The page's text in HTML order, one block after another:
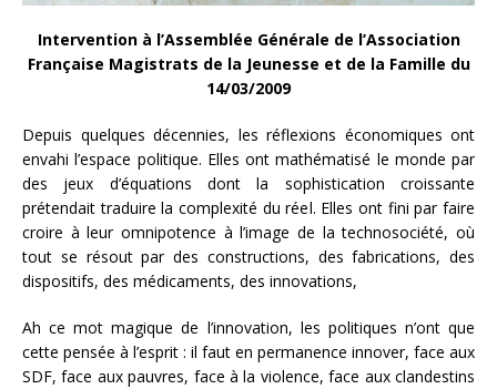
Intervention à l’Assemblée Générale de l’Association
Française Magistrats de la Jeunesse et de la Famille du
14/03/2009
Depuis quelques décennies, les réflexions économiques ont
envahi l’espace politique. Elles ont mathématisé le monde par
des jeux d’équations dont la sophistication croissante
prétendait traduire la complexité du réel. Elles ont fini par faire
croire à leur omnipotence à l’image de la technosociété, où
tout se résout par des constructions, des fabrications, des
dispositifs, des médicaments, des innovations,
Ah ce mot magique de l’innovation, les politiques n’ont que
cette pensée à l’esprit : il faut en permanence innover, face aux
SDF, face aux pauvres, face à la violence, face aux clandestins